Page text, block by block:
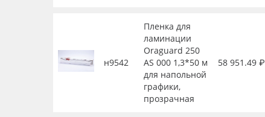
н9542
Пленка для
ламинации
Oraguard 250
АS 000 1,3*50 м
для напольной
графики,
прозрачная
58 951.49 ₽